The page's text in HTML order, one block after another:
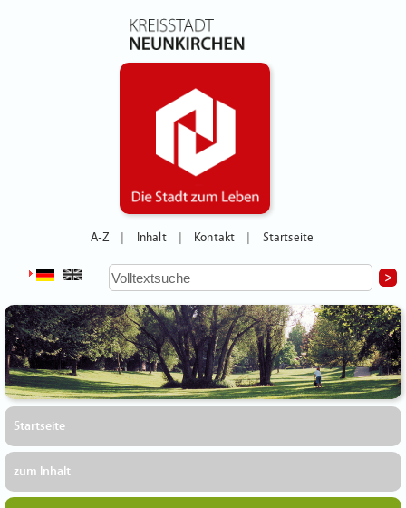
A-Z Inhalt Kontakt Startseite
Startseite
zum Inhalt